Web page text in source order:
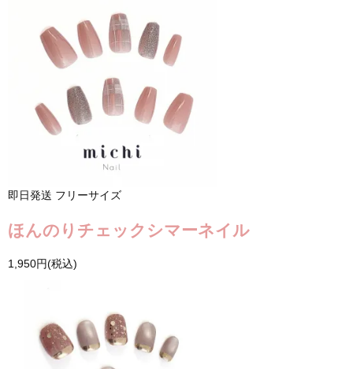
即日発送 フリーサイズ
ほんのりチェックシマーネイル
1,950円(税込)